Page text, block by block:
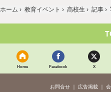
ホーム › 教育イベント › 高校生 › 記事 ›
Home Facebook X
お問合せ 広告掲載